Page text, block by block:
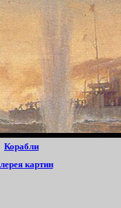
Корабли
картин